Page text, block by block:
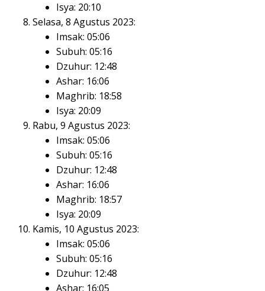
Isya: 20:10
Selasa, 8 Agustus 2023:
Imsak: 05:06
Subuh: 05:16
Dzuhur: 12:48
Ashar: 16:06
Maghrib: 18:58
Isya: 20:09
Rabu, 9 Agustus 2023:
Imsak: 05:06
Subuh: 05:16
Dzuhur: 12:48
Ashar: 16:06
Maghrib: 18:57
Isya: 20:09
Kamis, 10 Agustus 2023:
Imsak: 05:06
Subuh: 05:16
Dzuhur: 12:48
Ashar: 16:05